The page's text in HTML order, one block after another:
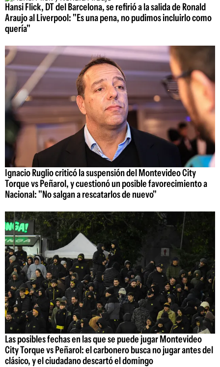
Hansi Flick, DT del Barcelona, se refirió a la salida de Ronald
Araujo al Liverpool: "Es una pena, no pudimos incluirlo como
quería"
Ignacio Ruglio criticó la suspensión del Montevideo City
Torque vs Peñarol, y cuestionó un posible favorecimiento a
Nacional: "No salgan a rescatarlos de nuevo"
Las posibles fechas en las que se puede jugar Montevideo
City Torque vs Peñarol: el carbonero busca no jugar antes del
clásico, y el ciudadano descartó el domingo